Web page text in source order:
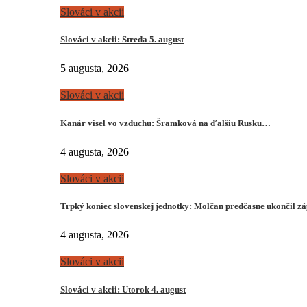
Slováci v akcii
Slováci v akcii: Streda 5. august
5 augusta, 2026
Slováci v akcii
Kanár visel vo vzduchu: Šramková na ďalšiu Rusku…
4 augusta, 2026
Slováci v akcii
Trpký koniec slovenskej jednotky: Molčan predčasne ukončil
4 augusta, 2026
Slováci v akcii
Slováci v akcii: Utorok 4. august